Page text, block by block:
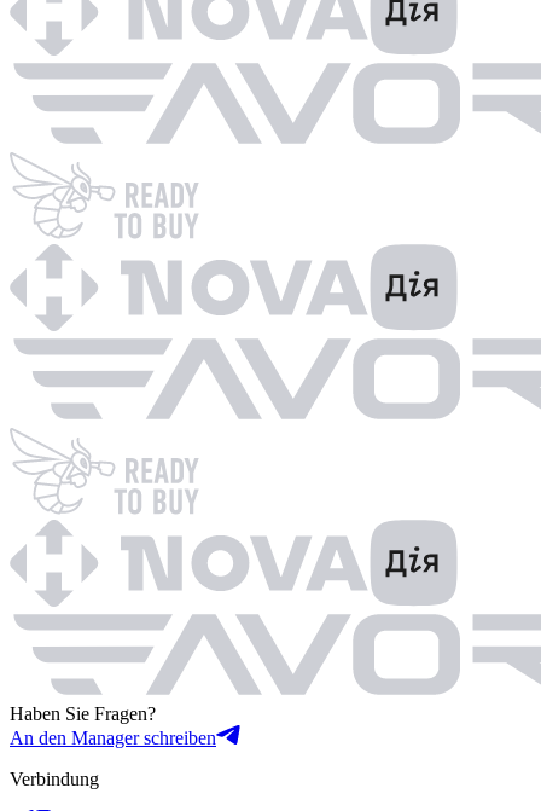
Haben Sie Fragen?
An den Manager schreiben
Verbindung